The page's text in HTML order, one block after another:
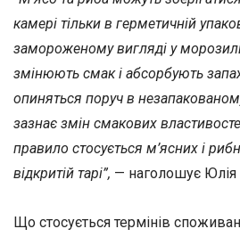
камері тільки в герметичній
замороженому вигляді у
змінюють смак і абсорбують
опиняться поруч в
зазнає змін смакових
правило стосується м’ясних і
відкритій тарі”, — наголошує Юлія
Що стосується термінів